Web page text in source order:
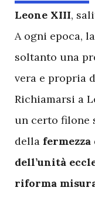
Leone XIII,
A ogni epoca,
soltanto una
vera e propria
Richiamarsi a
un certo filone
della
dell’unità
riforma